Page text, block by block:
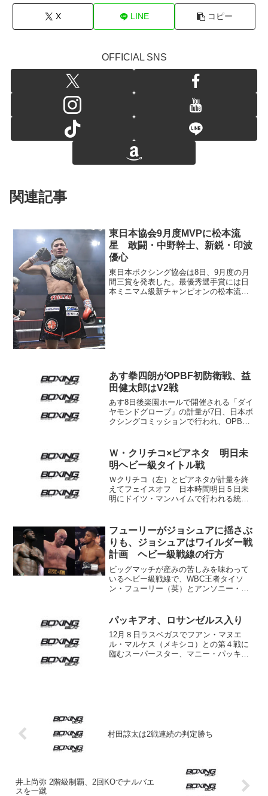
X LINE コピー
OFFICIAL SNS
関連記事
東日本協会9月度MVPに松本流
星 敢闘・中野幹士、新鋭・印波
優心
東日本ボクシング協会は8日、9月度の月
間三賞を発表した。最優秀選手賞には日
本ミニマム級新チャンピオンの松本流星
あす拳四朗がOPBF初防衛戦、益
田健太郎はV2戦
あす8日後楽園ホールで開催される「ダイ
ヤモンドグローブ」の計量が7日、日本ボ
クシングコミッションで行われ、OPBF･
スター・アブタン（フィリピン）が48.9
キ...
Ｗ・クリチコ×ピアネタ 明日未
明ヘビー級タイトル戦
Ｗクリチコ（左）とピアネタが計量を終
えてフェイスオフ 日本時間明日５日未
明にドイツ・マンハイムで行われる統一
（ウクライナ）が249ポンド（112.9キ
ロ）、フランチェス...
フューリーがジョシュアに揺さぶ
りも、ジョシュアはワイルダー戦
計画 ヘビー級戦線の行方
ビッグマッチが産みの苦しみを味わって
いるヘビー級戦線で、WBC王者タイソ
ン・フューリー（英）とアンソニー・ジ
た。フューリーがSNSで発信したもの
で、ジョシュアをプロモ...
パッキアオ、ロサンゼルス入り
12月８日ラスベガスでフアン・マヌエ
ル・マルケス（メキシコ）との第４戦に
臨むスーパースター、マニー・パッキア
村田諒太は2戦連続の判定勝ち
井上尚弥 2階級制覇、2回KOでナルバエ
スを一蹴